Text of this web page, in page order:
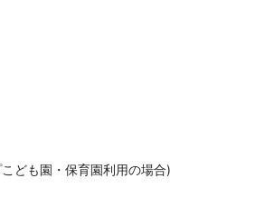
ども園・保育園利用の場合)